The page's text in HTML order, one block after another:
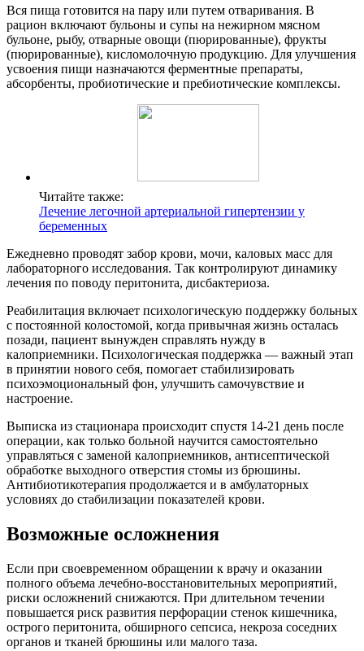
Вся пища готовится на пару или путем отваривания. В
рацион включают бульоны и супы на нежирном мясном
бульоне, рыбу, отварные овощи (пюрированные), фрукты
(пюрированные), кисломолочную продукцию. Для улучшения
усвоения пищи назначаются ферментные препараты,
абсорбенты, пробиотические и пребиотические комплексы.
Читайте также:
Лечение легочной артериальной гипертензии у
беременных
Ежедневно проводят забор крови, мочи, каловых масс для
лабораторного исследования. Так контролируют динамику
лечения по поводу перитонита, дисбактериоза.
Реабилитация включает психологическую поддержку больных
с постоянной колостомой, когда привычная жизнь осталась
позади, пациент вынужден справлять нужду в
калоприемники. Психологическая поддержка — важный этап
в принятии нового себя, помогает стабилизировать
психоэмоциональный фон, улучшить самочувствие и
настроение.
Выписка из стационара происходит спустя 14-21 день после
операции, как только больной научится самостоятельно
управляться с заменой калоприемников, антисептической
обработке выходного отверстия стомы из брюшины.
Антибиотикотерапия продолжается и в амбулаторных
условиях до стабилизации показателей крови.
Возможные осложнения
Если при своевременном обращении к врачу и оказании
полного объема лечебно-восстановительных мероприятий,
риски осложнений снижаются. При длительном течении
повышается риск развития перфорации стенок кишечника,
острого перитонита, обширного сепсиса, некроза соседних
органов и тканей брюшины или малого таза.